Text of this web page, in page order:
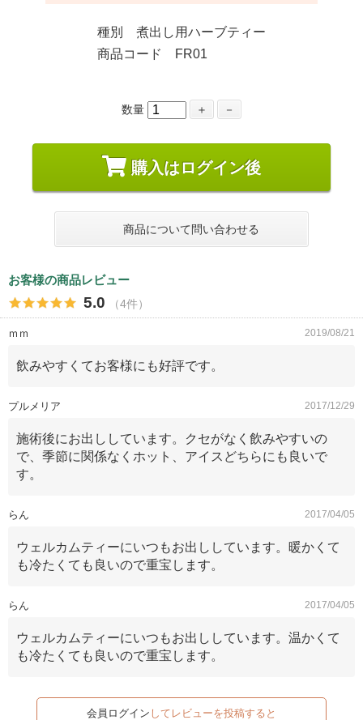
種別 煮出し用ハーブティー
商品コード FR01
数量 ＋ －
購入はログイン後
商品について問い合わせる
お客様の商品レビュー
5.0 （4件）
ｍｍ 2019/08/21
飲みやすくてお客様にも好評です。
プルメリア 2017/12/29
施術後にお出ししています。クセがなく飲みやすいの
で、季節に関係なくホット、アイスどちらにも良いで
す。
らん 2017/04/05
ウェルカムティーにいつもお出ししています。暖かくて
も冷たくても良いので重宝します。
らん 2017/04/05
ウェルカムティーにいつもお出ししています。温かくて
も冷たくても良いので重宝します。
会員ログイン してレビューを投稿すると